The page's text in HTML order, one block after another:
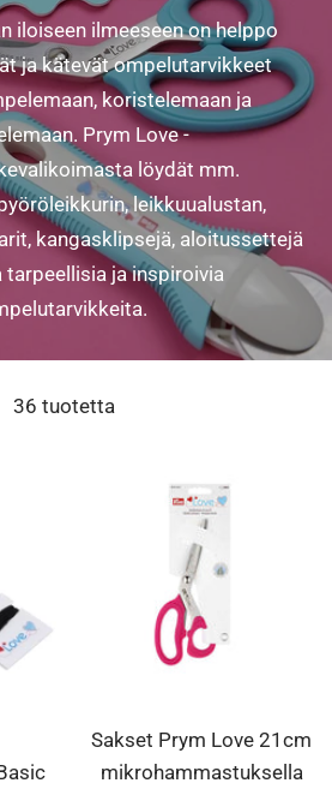
iloiseen ilmeeseen on helppo
ja kätevät ompelutarvikkeet
koristelemaan ja
Prym Love -
löydät mm.
leikkuualustan,
kangasklipsejä, aloitussettejä
tarpeellisia ja inspiroivia
36 tuotetta
Sakset Prym Love 21cm
mikrohammastuksella